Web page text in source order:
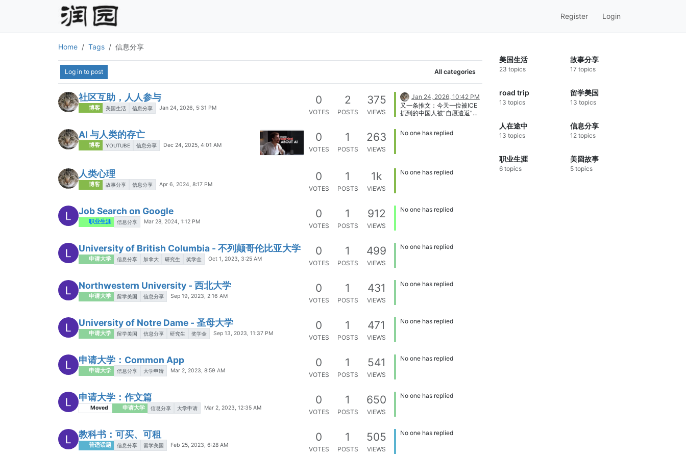
Register Login
Home Tags 信息分享
Log in to post All categories
社区互助，人人参与
博客 美国生活 信息分享 Jan 24, 2026, 5:31 PM
0
VOTES
2
POSTS
375
VIEWS
Jan 24, 2026, 10:42 PM
又一条推文：今天一位被ICE
抓到的中国人被“自愿遣返”。
通的过程里因英语太差表达不
但是新来乍到的也为数不少。
AI 与人类的存亡
博客 YOUTUBE 信息分享 Dec 24, 2025, 4:01 AM
0
VOTES
1
POSTS
263
VIEWS
No one has replied
人类心理
博客 故事分享 信息分享 Apr 6, 2024, 8:17 PM
0
VOTES
1
POSTS
1k
VIEWS
No one has replied
Job Search on Google
职业生涯 信息分享 Mar 28, 2024, 1:12 PM
0
VOTES
1
POSTS
912
VIEWS
No one has replied
University of British Columbia - 不列颠哥伦比亚大学
申请大学 信息分享 加拿大 研究生 奖学金 Oct 1, 2023, 3:25 AM
0
VOTES
1
POSTS
499
VIEWS
No one has replied
Northwestern University - 西北大学
申请大学 留学美国 信息分享 Sep 19, 2023, 2:16 AM
0
VOTES
1
POSTS
431
VIEWS
No one has replied
University of Notre Dame - 圣母大学
申请大学 留学美国 信息分享 研究生 奖学金 Sep 13, 2023, 11:37 PM
0
VOTES
1
POSTS
471
VIEWS
No one has replied
申请大学：Common App
申请大学 信息分享 大学申请 Mar 2, 2023, 8:59 AM
0
VOTES
1
POSTS
541
VIEWS
No one has replied
申请大学：作文篇
Moved 申请大学 信息分享 大学申请 Mar 2, 2023, 12:35 AM
0
VOTES
1
POSTS
650
VIEWS
No one has replied
教科书：可买、可租
普适话题 信息分享 留学美国 Feb 25, 2023, 6:28 AM
0
VOTES
1
POSTS
505
VIEWS
No one has replied
美国生活
23 topics
故事分享
17 topics
road trip
13 topics
留学美国
13 topics
人在途中
13 topics
信息分享
12 topics
职业生涯
6 topics
美囶故事
5 topics